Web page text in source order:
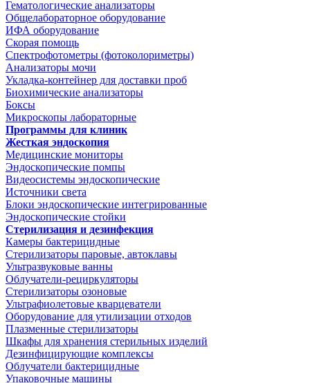
Гематологические анализаторы
Общелабораторное оборудование
ИФА оборудование
Скорая помощь
Спектрофотометры (фотоколориметры)
Анализаторы мочи
Укладка-контейнер для доставки проб
Биохимические анализаторы
Боксы
Микроскопы лабораторные
Программы для клиник
Жесткая эндоскопия
Медицинские мониторы
Эндоскопические помпы
Видеосистемы эндоскопические
Источники света
Блоки эндоскопические интегрированные
Эндоскопические стойки
Стерилизация и дезинфекция
Камеры бактерицидные
Стерилизаторы паровые, автоклавы
Ультразвуковые ванны
Облучатели-рециркуляторы
Стерилизаторы озоновые
Ультрафиолетовые кварцеватели
Оборудование для утилизации отходов
Плазменные стерилизаторы
Шкафы для хранения стерильных изделий
Дезинфицирующие комплексы
Облучатели бактерицидные
Упаковочные машины